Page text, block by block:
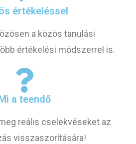
értékeléssel
a közös tanulási
értékelési módszerrel is.
a teendő
reális cselekvéseket az
visszaszorítására!